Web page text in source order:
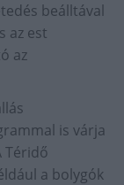
beálltával
az est
az
is várja
Téridő
a bolygók